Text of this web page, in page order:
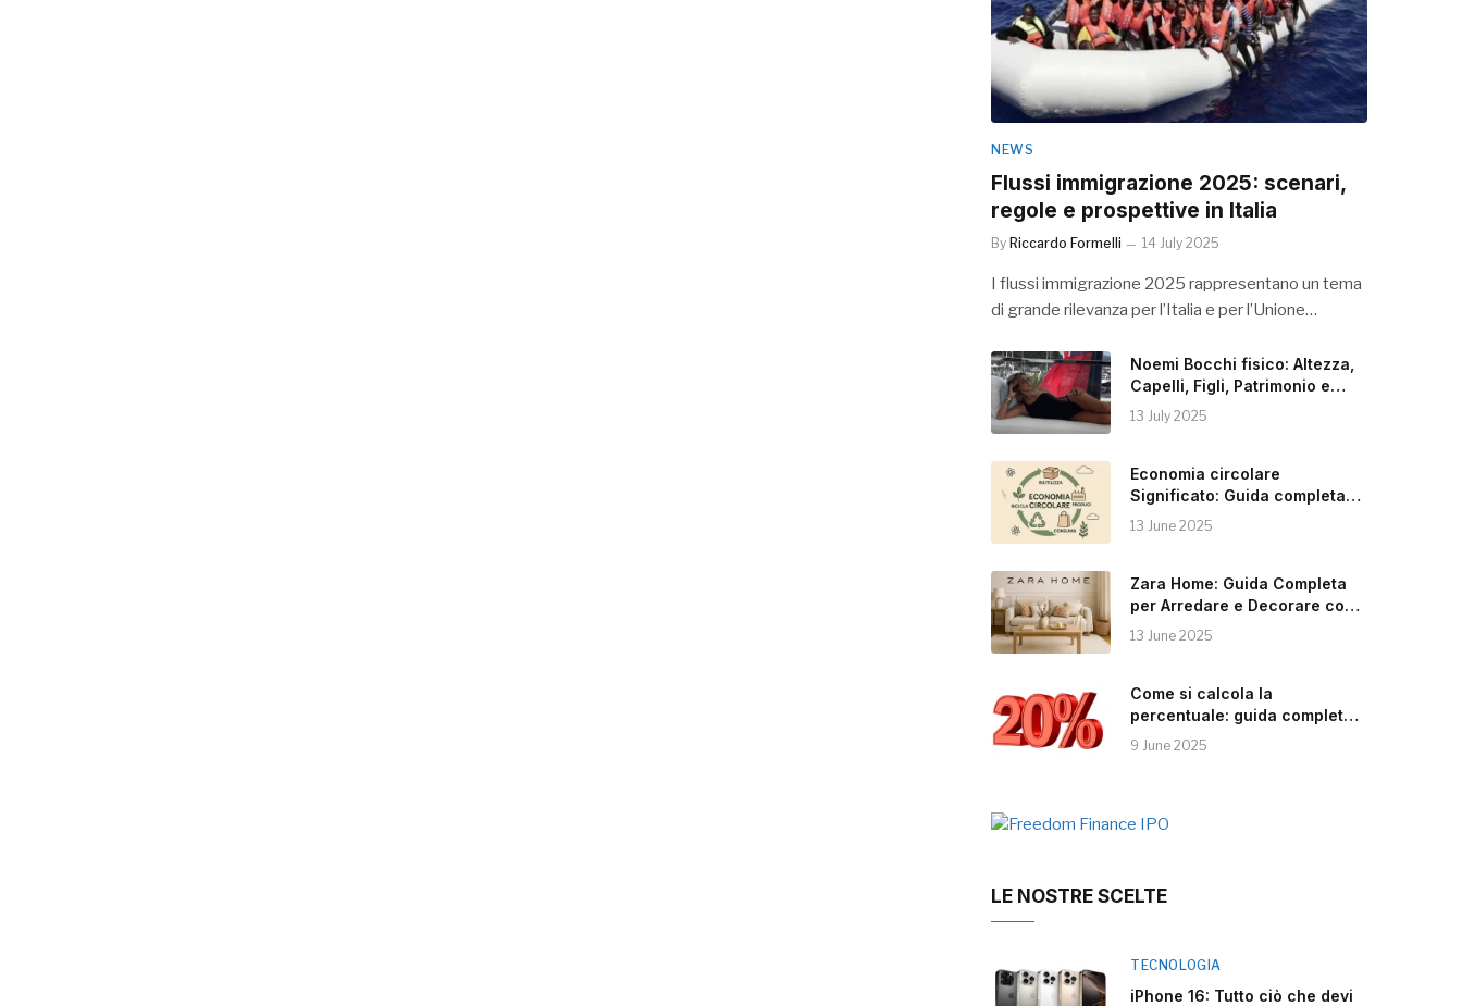
NEWS
Flussi immigrazione 2025: scenari,
regole e prospettive in Italia
By Riccardo Formelli 14 July 2025
I flussi immigrazione 2025 rappresentano un tema
di grande rilevanza per l’Italia e per l’Unione…
Noemi Bocchi fisico: Altezza,
Capelli, Figli, Patrimonio e
Instagram
13 July 2025
Economia circolare
Significato: Guida completa
alla Sostenibilità
13 June 2025
Zara Home: Guida Completa
per Arredare e Decorare con
Stile
13 June 2025
Come si calcola la
percentuale: guida completa e
pratica
9 June 2025
LE NOSTRE SCELTE
TECNOLOGIA
iPhone 16: Tutto ciò che devi